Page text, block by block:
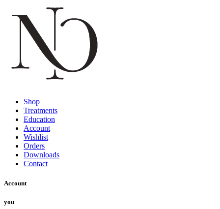
Shop
Treatments
Education
Account
Wishlist
Orders
Downloads
Contact
Account
you